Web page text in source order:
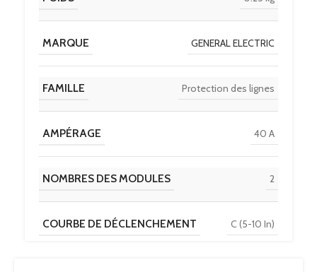
MARQUE GENERAL ELECTRIC
FAMILLE Protection des lignes
AMPÉRAGE 40 A
NOMBRES DES MODULES 2
COURBE DE DÉCLENCHEMENT C (5-10 In)